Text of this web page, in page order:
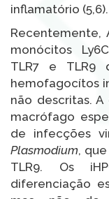
inflamatório (5,6).
Recentemente,
monócitos Ly6C
TLR7 e TLR9
hemofagocítos
não descritas.
macrófago
de infecções
Plasmodium,
TLR9. Os
diferenciação